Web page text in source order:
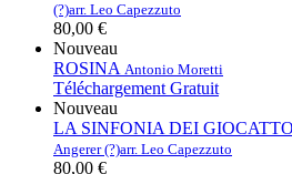
(?)arr. Leo Capezzuto
80,00 €
Nouveau
ROSINA Antonio Moretti
Téléchargement Gratuit
Nouveau
LA SINFONIA DEI
Angerer (?)arr. Leo Capezzuto
80,00 €